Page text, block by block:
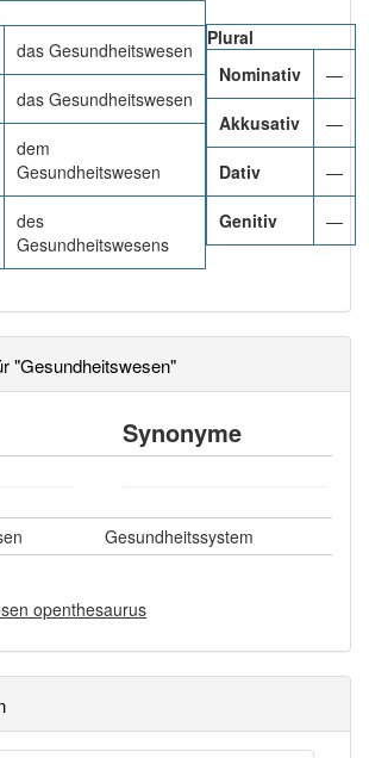
das Gesundheitswesen
das Gesundheitswesen
dem
Gesundheitswesen
des
Gesundheitswesens
Plural
Nominativ
—
Akkusativ —
Dativ —
Genitiv —
"Gesundheitswesen"
Synonyme
Gesundheitssystem
openthesaurus